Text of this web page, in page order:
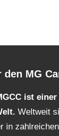
den MG
ist
Weltweit
in